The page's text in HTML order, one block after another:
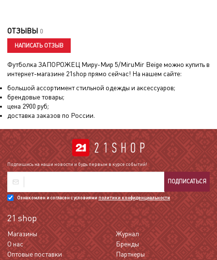
ОТЗЫВЫ 0
НАПИСАТЬ ОТЗЫВ
Футболка ЗАПОРОЖЕЦ Миру-Мир 5/MiruMir Beigeможно купить в
интернет-магазине 21shop прямо сейчас! На нашем сайте:
большой ассортимент стильной одежды и аксессуаров;
брендовые товары;
цена 2900 руб;
доставка заказов по России.
Подпишись на наши новости и будь первым в курсе событий!
ПОДПИСАТЬСЯ
Ознакомлен и согласен с условиямиполитики конфиденциальности
21 shop
Магазины
Журнал
О нас
Бренды
Оптовые поставки
Партнеры